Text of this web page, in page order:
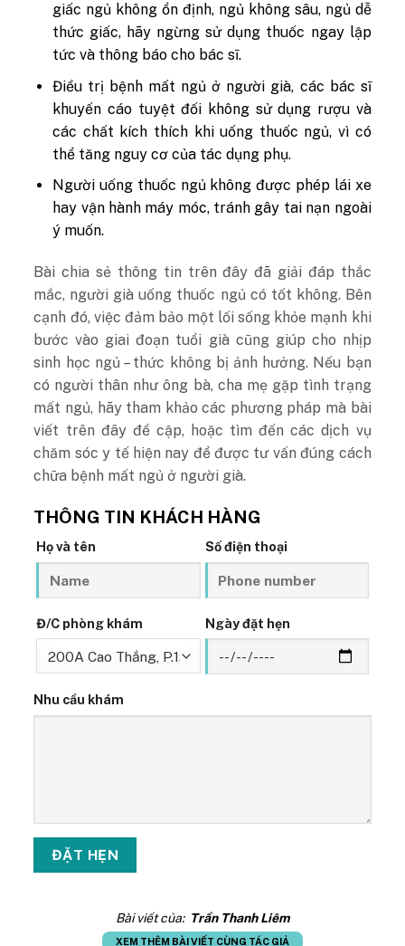
giấc ngủ không ổn định, ngủ không sâu, ngủ dễ
thức giấc, hãy ngừng sử dụng thuốc ngay lập
tức và thông báo cho bác sĩ.
Điều trị bệnh mất ngủ ở người già, các bác sĩ
khuyến cáo tuyệt đối không sử dụng rượu và
các chất kích thích khi uống thuốc ngủ, vì có
thể tăng nguy cơ của tác dụng phụ.
Người uống thuốc ngủ không được phép lái xe
hay vận hành máy móc, tránh gây tai nạn ngoài
ý muốn.
Bài chia sẻ thông tin trên đây đã giải đáp thắc
mắc, người già uống thuốc ngủ có tốt không. Bên
cạnh đó, việc đảm bảo một lối sống khỏe mạnh khi
bước vào giai đoạn tuổi già cũng giúp cho nhịp
sinh học ngủ – thức không bị ảnh hưởng. Nếu bạn
có người thân như ông bà, cha mẹ gặp tình trạng
mất ngủ, hãy tham khảo các phương pháp mà bài
viết trên đây đề cập, hoặc tìm đến các dịch vụ
chăm sóc y tế hiện nay để được tư vấn đúng cách
chữa bệnh mất ngủ ở người già.
THÔNG TIN KHÁCH HÀNG
Họ và tên Số điện thoại
Đ/C phòng khám Ngày đặt hẹn
Nhu cầu khám
Bài viết của: Trần Thanh Liêm
XEM THÊM BÀI VIẾT CÙNG TÁC GIẢ